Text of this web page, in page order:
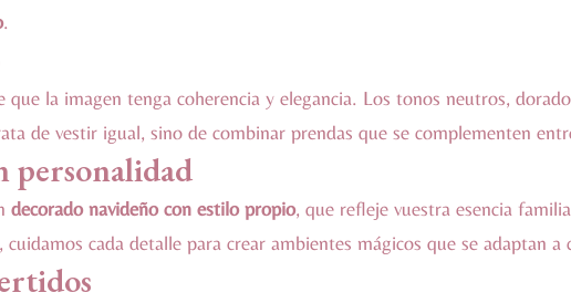
.
que la imagen tenga coherencia y elegancia. Los tonos neutros,
de vestir igual, sino de combinar prendas que se complementen
personalidad
decorado navideño con estilo propio, que refleje vuestra esencia
cada detalle para crear ambientes mágicos que se adaptan a